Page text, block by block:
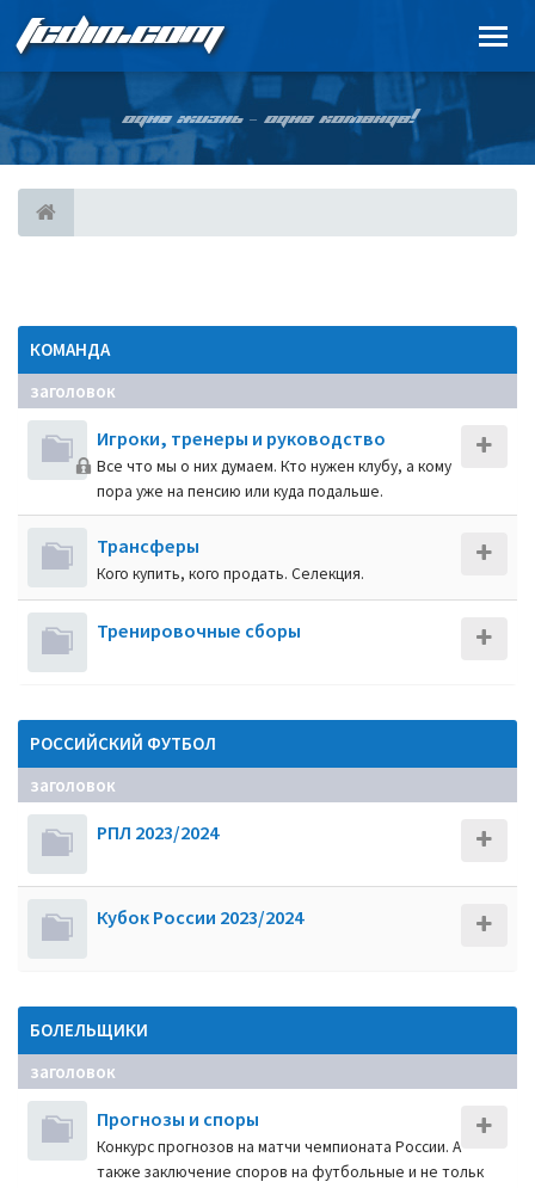
FCDIN.COM
ОДНА ЖИЗНЬ – ОДНА КОМАНДА!
КОМАНДА
заголовок
Игроки, тренеры и руководство
Все что мы о них думаем. Кто нужен клубу, а кому
пора уже на пенсию или куда подальше.
Трансферы
Кого купить, кого продать. Селекция.
Тренировочные сборы
РОССИЙСКИЙ ФУТБОЛ
заголовок
РПЛ 2023/2024
Кубок России 2023/2024
БОЛЕЛЬЩИКИ
заголовок
Прогнозы и споры
Конкурс прогнозов на матчи чемпионата России. А
также заключение споров на футбольные и не тольк